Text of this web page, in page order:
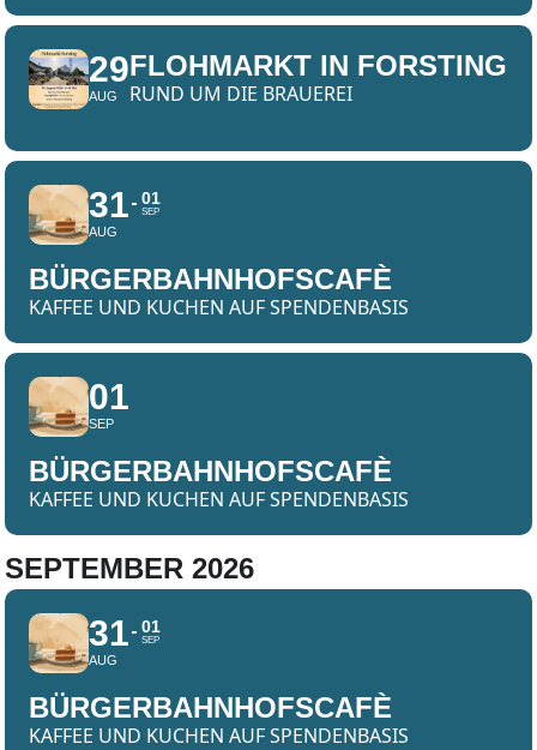
29
AUG
FLOHMARKT IN FORSTING
RUND UM DIE BRAUEREI
31
AUG
01
SEP
BÜRGERBAHNHOFSCAFÈ
KAFFEE UND KUCHEN AUF SPENDENBASIS
01
SEP
BÜRGERBAHNHOFSCAFÈ
KAFFEE UND KUCHEN AUF SPENDENBASIS
SEPTEMBER 2026
31
AUG
01
SEP
BÜRGERBAHNHOFSCAFÈ
KAFFEE UND KUCHEN AUF SPENDENBASIS